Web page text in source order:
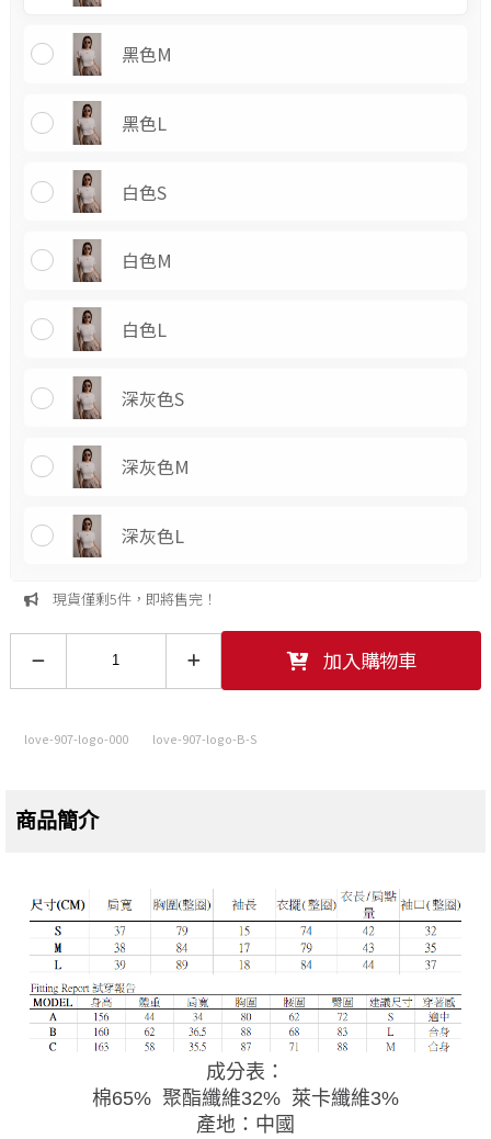
黑色M
黑色L
白色S
白色M
白色L
深灰色S
深灰色M
深灰色L
現貨僅剩5件，即將售完！
加入購物車
love-907-logo-000 love-907-logo-B-S
商品簡介
成分表：
棉65% 聚酯纖維32% 萊卡纖維3%
產地：中國